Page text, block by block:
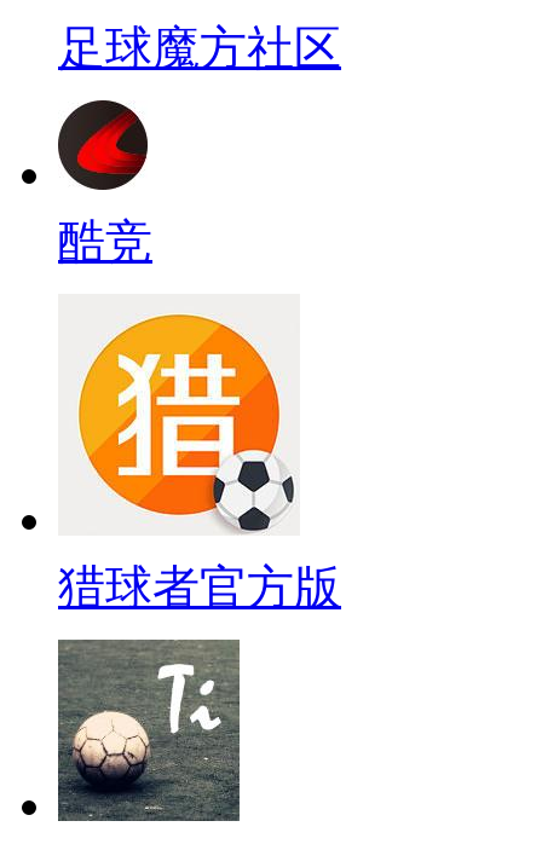
足球魔方社区
酷竞
猎球者官方版